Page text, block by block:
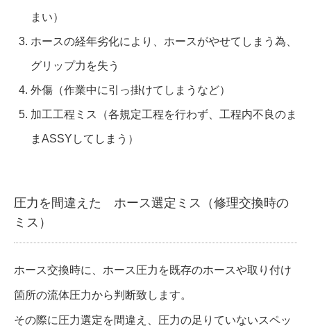
まい）
ホースの経年劣化により、ホースがやせてしまう為、
グリップ力を失う
外傷（作業中に引っ掛けてしまうなど）
加工工程ミス（各規定工程を行わず、工程内不良のま
まASSYしてしまう）
圧力を間違えた ホース選定ミス（修理交換時の
ミス）
ホース交換時に、ホース圧力を既存のホースや取り付け
箇所の流体圧力から判断致します。
その際に圧力選定を間違え、圧力の足りていないスペッ